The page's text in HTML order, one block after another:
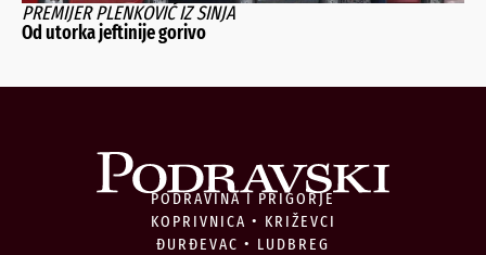
PREMIJER PLENKOVIĆ IZ SINJA
Od utorka jeftinije gorivo
PODRAVINA I PRIGORJE
KOPRIVNICA • KRIŽEVCI
ĐURĐEVAC • LUDBREG